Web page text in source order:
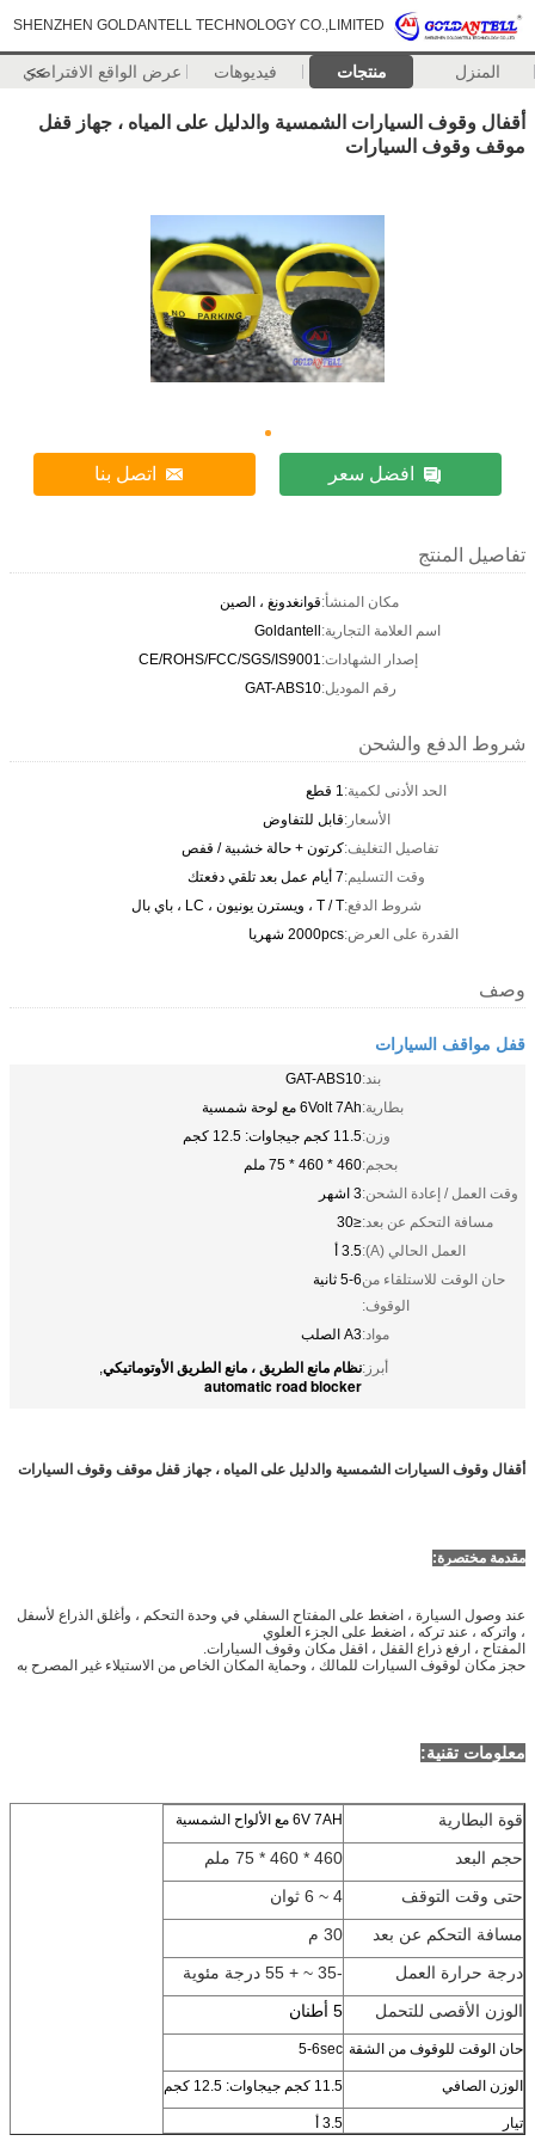
SHENZHEN GOLDANTELL TECHNOLOGY CO.,LIMITED
المنزل منتجات فيديوهات عرض الواقع الافتراضي
>>
أقفال وقوف السيارات الشمسية والدليل على المياه ، جهاز قفل
موقف وقوف السيارات
افضل سعر اتصل بنا
تفاصيل المنتج
مكان المنشأ:قوانغدونغ ، الصين
اسم العلامة التجارية:Goldantell
إصدار الشهادات:CE/ROHS/FCC/SGS/IS9001
رقم الموديل:GAT-ABS10
شروط الدفع والشحن
الحد الأدنى لكمية:1 قطع
الأسعار:قابل للتفاوض
تفاصيل التغليف:كرتون + حالة خشبية / قفص
وقت التسليم:7 أيام عمل بعد تلقي دفعتك
شروط الدفع:T / T ، ويسترن يونيون ، LC ، باي بال
القدرة على العرض:2000pcs شهريا
وصف
قفل مواقف السيارات
بند:GAT-ABS10
بطارية:6Volt 7Ah مع لوحة شمسية
وزن:11.5 كجم جيجاوات: 12.5 كجم
بحجم:460 * 460 * 75 ملم
وقت العمل / إعادة الشحن:3 اشهر
مسافة التحكم عن بعد:≤30
العمل الحالي (A):
3.5 أ
حان الوقت للاستلقاء من
الوقوف:
5-6 ثانية
مواد:A3 الصلب
أبرز:نظام مانع الطريق ، مانع الطريق الأوتوماتيكي,
automatic road blocker
أقفال وقوف السيارات الشمسية والدليل على المياه ، جهاز قفل موقف وقوف السيارات
مقدمة مختصرة:
عند وصول السيارة ، اضغط على المفتاح السفلي في وحدة التحكم ، وأغلق الذراع لأسفل
، واتركه ، عند تركه ، اضغط على الجزء العلوي
المفتاح ، ارفع ذراع القفل ، اقفل مكان وقوف السيارات.
حجز مكان لوقوف السيارات للمالك ، وحماية المكان الخاص من الاستيلاء غير المصرح به
معلومات تقنية:
قوة البطارية 6V 7AH مع الألواح الشمسية
حجم البعد
460 * 460 * 75 ملم
حتى وقت التوقف
4 ~ 6 ثوان
مسافة التحكم عن بعد
30 م
درجة حرارة العمل
-35 ~ + 55 درجة مئوية
الوزن الأقصى للتحمل
5 أطنان
حان الوقت للوقوف من الشقة 5-6sec
الوزن الصافي 11.5 كجم جيجاوات: 12.5 كجم
تيار 3.5 أ